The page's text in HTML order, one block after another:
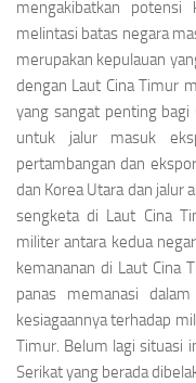
mengakibatkan potensi
melintasi batas negara
merupakan kepulauan
dengan Laut Cina Timur
yang sangat penting bagi
untuk jalur masuk
pertambangan dan
dan Korea Utara dan jalur
sengketa di Laut Cina
militer antara kedua
kemananan di Laut Cina
panas memanasi
kesiagaannya terhadap
Timur. Belum lagi situasi
Serikat yang berada